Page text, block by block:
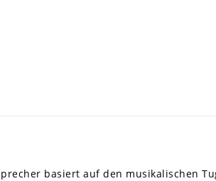
basiert auf den musikalischen